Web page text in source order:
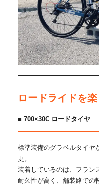
ロードライドを
■ 700×30C ロードタイヤ
標準装備のグラベルタイヤ
更。
装着しているのは、フラン
耐久性が高く、舗装路での